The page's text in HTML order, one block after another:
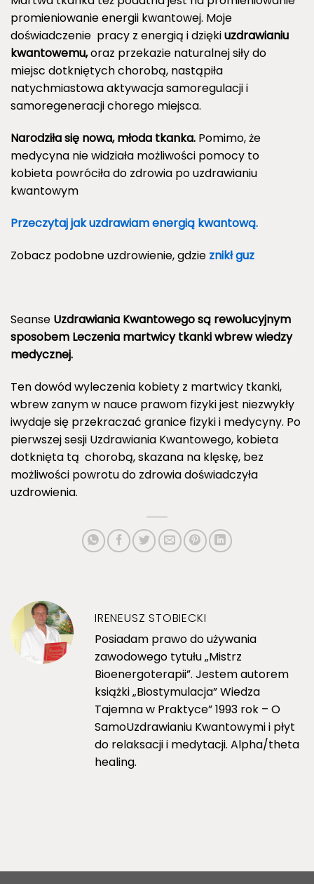
promieniowanie energii kwantowej. Moje
doświadczenie pracy z energią i dziękiuzdrawianiu
kwantowemu,oraz przekazie naturalnej siły do
miejsc dotkniętych chorobą, nastąpiła
natychmiastowa aktywacja samoregulacji i
samoregeneracji chorego miejsca.
Narodziła się nowa, młoda tkanka. Pomimo, że
medycyna nie widziała możliwości pomocy to
kobieta powróciła do zdrowia po uzdrawianiu
kwantowym
Przeczytaj jak uzdrawiam energią kwantową.
Zobacz podobne uzdrowienie, gdzie znikł guz
Seanse Uzdrawiania Kwantowego są rewolucyjnym
sposobem Leczenia martwicy tkanki wbrew wiedzy
medycznej.
Ten dowód wyleczenia kobiety z martwicy tkanki,
wbrew zanym w nauce prawom fizyki jest niezwykły
iwydaje się przekraczać granice fizyki i medycyny. Po
pierwszej sesji Uzdrawiania Kwantowego, kobieta
dotknięta tą chorobą, skazana na klęskę, bez
możliwości powrotu do zdrowia doświadczyła
uzdrowienia.
IRENEUSZ STOBIECKI
Posiadam prawo do używania
zawodowego tytułu „Mistrz
Bioenergoterapii”. Jestem autorem
książki „Biostymulacja” Wiedza
Tajemna w Praktyce” 1993 rok – O
SamoUzdrawianiu Kwantowymi i płyt
do relaksacji i medytacji. Alpha/theta
healing.